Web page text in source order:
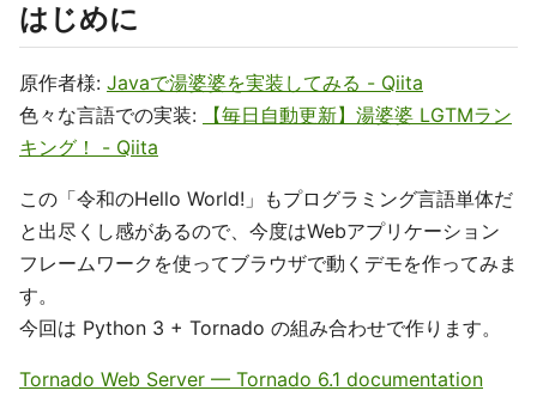
はじめに
原作者様: Javaで湯婆婆を実装してみる - Qiita
色々な言語での実装:
【毎日自動更新】湯婆婆 LGTMラン
キング！ - Qiita
この「令和のHello World!」もプログラミング言語単体だ
と出尽くし感があるので、今度はWebアプリケーション
フレームワークを使ってブラウザで動くデモを作ってみま
す。
今回は Python 3 + Tornado の組み合わせで作ります。
Tornado Web Server — Tornado 6.1 documentation